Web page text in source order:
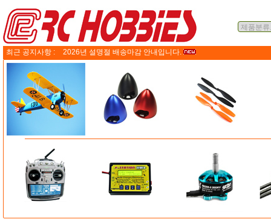
최근 공지사항 : 2026년 설명절 배송마감 안내입니다.